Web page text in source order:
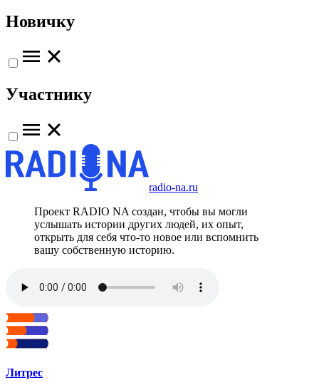
Новичку
Участнику
radio-na.ru
Проект RADIO NA создан, чтобы вы могли
услышать истории других людей, их опыт,
открыть для себя что-то новое или вспомнить
вашу собственную историю.
Литрес